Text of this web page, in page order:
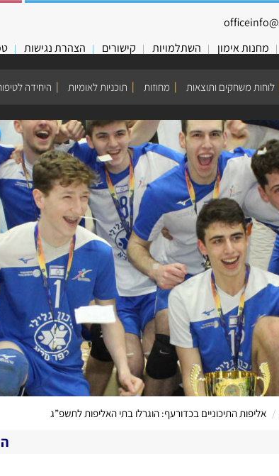
מחנות אימון השתלמויות קישורים הצהרת נגישות
לוחות משחקים ותוצאות מחוזות תוכניות לאומיות היחידה
אליפות התיכוניים בכדורעף: הוגרלו בתי האליפות לתשפ”ג
הערוץ המקוון שלנו